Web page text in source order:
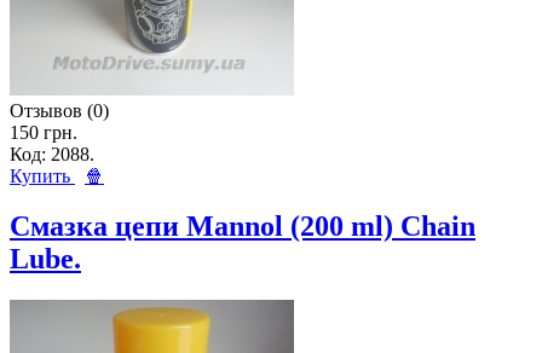
Отзывов (0)
150 грн.
Код: 2088.
Купить
🍿
Смазка цепи Mannol (200 ml) Chain
Lube.